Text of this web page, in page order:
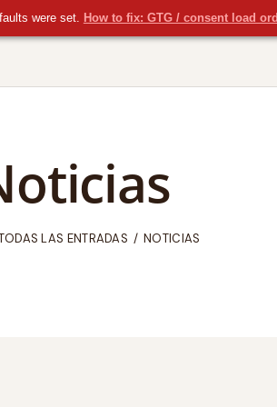
were set. How to fix: GTG / consent load
LAS ENTRADAS NOTICIAS